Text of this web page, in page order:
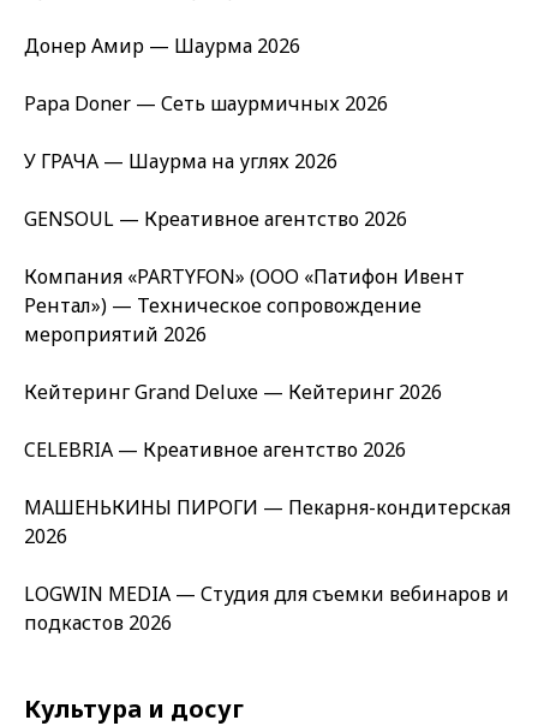
Донер Амир — Шаурма 2026
Papa Doner — Сеть шаурмичных 2026
У ГРАЧА — Шаурма на углях 2026
GENSOUL — Креативное агентство 2026
Компания «PARTYFON» (ООО «Патифон Ивент
Рентал») — Техническое сопровождение
мероприятий 2026
Кейтеринг Grand Deluxe — Кейтеринг 2026
CELEBRIA — Креативное агентство 2026
МАШЕНЬКИНЫ ПИРОГИ — Пекарня-кондитерская
2026
LOGWIN MEDIA — Студия для съемки вебинаров и
подкастов 2026
Культура и досуг